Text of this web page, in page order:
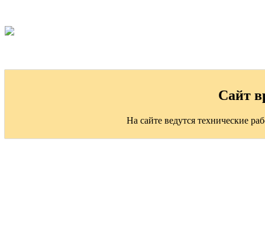
Сайт
На сайте ведутся технические